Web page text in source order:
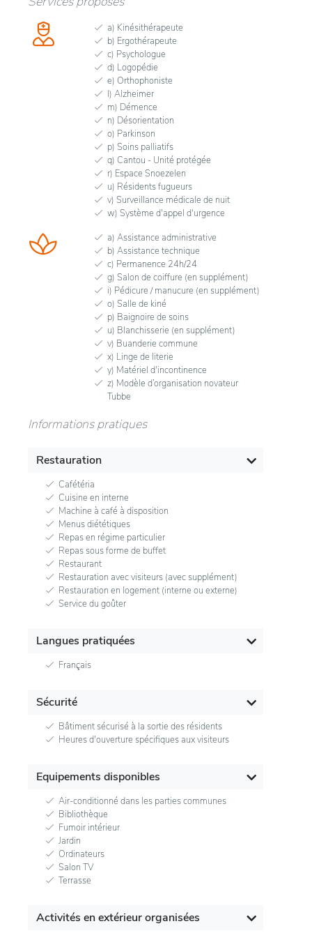
a) Kinésithérapeute
b) Ergothérapeute
c) Psychologue
d) Logopédie
e) Orthophoniste
l) Alzheimer
m) Démence
n) Désorientation
o) Parkinson
p) Soins palliatifs
q) Cantou - Unité protégée
r) Espace Snoezelen
u) Résidents fugueurs
v) Surveillance médicale de nuit
w) Système d'appel d'urgence
a) Assistance administrative
b) Assistance technique
c) Permanence 24h/24
g) Salon de coiffure (en supplément)
i) Pédicure / manucure (en supplément)
o) Salle de kiné
p) Baignoire de soins
u) Blanchisserie (en supplément)
v) Buanderie commune
x) Linge de literie
y) Matériel d'incontinence
z) Modèle d’organisation novateur
Tubbe
Informations pratiques
Restauration
Cafétéria
Cuisine en interne
Machine à café à disposition
Menus diététiques
Repas en régime particulier
Repas sous forme de buffet
Restaurant
Restauration avec visiteurs (avec supplément)
Restauration en logement (interne ou externe)
Service du goûter
Langues pratiquées
Français
Sécurité
Bâtiment sécurisé à la sortie des résidents
Heures d'ouverture spécifiques aux visiteurs
Equipements disponibles
Air-conditionné dans les parties communes
Bibliothèque
Fumoir intérieur
Jardin
Ordinateurs
Salon TV
Terrasse
Activités en extérieur organisées